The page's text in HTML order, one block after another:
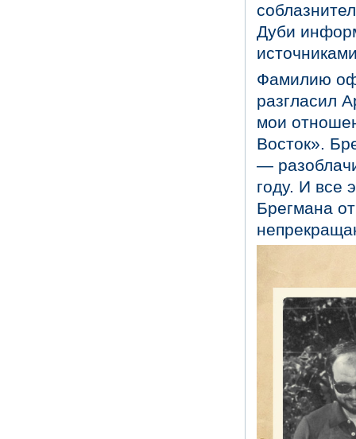
Дуби
Фамилию
разгласил
мои
Восток».
—
году. И все
Брегмана